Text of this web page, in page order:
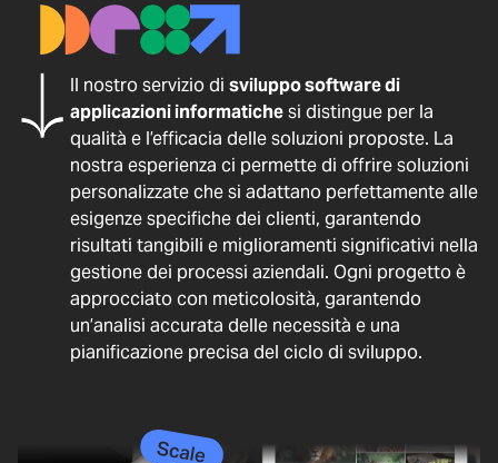
Il nostro servizio disviluppo software di
applicazioni informatichesi distingue per la
qualità e l’efficacia delle soluzioni proposte. La
nostra esperienza ci permette di offrire soluzioni
personalizzate che si adattano perfettamente alle
esigenze specifiche dei clienti, garantendo
risultati tangibili e miglioramenti significativi nella
gestione dei processi aziendali. Ogni progetto è
approcciato con meticolosità, garantendo
un’analisi accurata delle necessità e una
pianificazione precisa del ciclo di sviluppo.